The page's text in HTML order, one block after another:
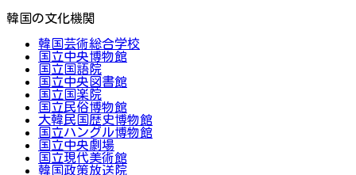
韓国の文化機関
韓国芸術総合学校
国立中央博物館
国立国語院
国立中央図書館
国立国楽院
国立民俗博物館
大韓民国歴史博物館
国立ハングル博物館
国立中央劇場
国立現代美術館
韓国政策放送院